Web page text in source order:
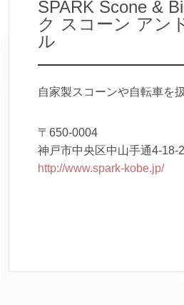
SPARK Scone &
ク スコーン アン
ル
自家製スコーンや自転車を
〒650-0004
神戸市中央区中山手通4-18-
http://www.spark-kobe.jp/